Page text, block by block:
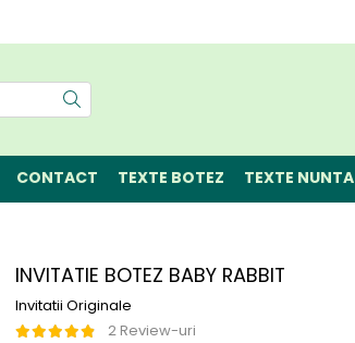
CONTACT TEXTE BOTEZ TEXTE NUNTA
INVITATIE BOTEZ BABY RABBIT
Invitatii Originale
2 Review-uri